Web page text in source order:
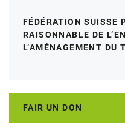
FÉDÉRATION SUISSE
RAISONNABLE DE
L’AMÉNAGEMENT DU
FAIR UN DON